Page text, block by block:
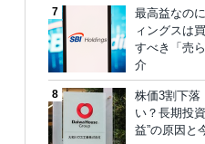
最高益なの
ィングスは
すべき「売
介
株価3割下落
い？長期投
益”の原因と